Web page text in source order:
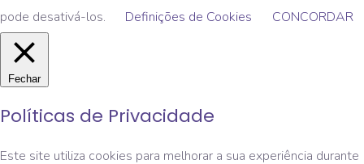
pode desativá-los.
Definições de Cookies CONCORDAR
Fechar
Políticas de Privacidade
Este site utiliza cookies para melhorar a sua experiência durante